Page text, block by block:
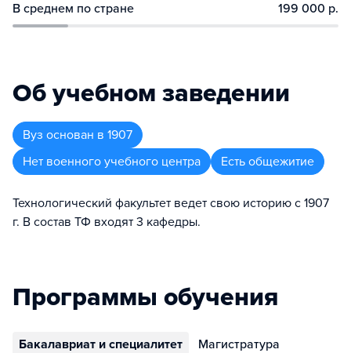
В среднем по стране 199 000 р.
Об учебном заведении
Вуз основан в 1907
Нет военного учебного центра
Есть общежитие
Технологический факультет ведет свою историю с 1907
г. В состав ТФ входят 3 кафедры.
Программы обучения
Бакалавриат и специалитет Магистратура